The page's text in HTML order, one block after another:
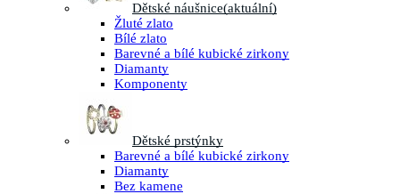
Dětské náušnice(aktuální)
Žluté zlato
Bílé zlato
Barevné a bílé kubické zirkony
Diamanty
Komponenty
Dětské prstýnky
Barevné a bílé kubické zirkony
Diamanty
Bez kamene